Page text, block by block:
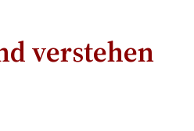
verstehen